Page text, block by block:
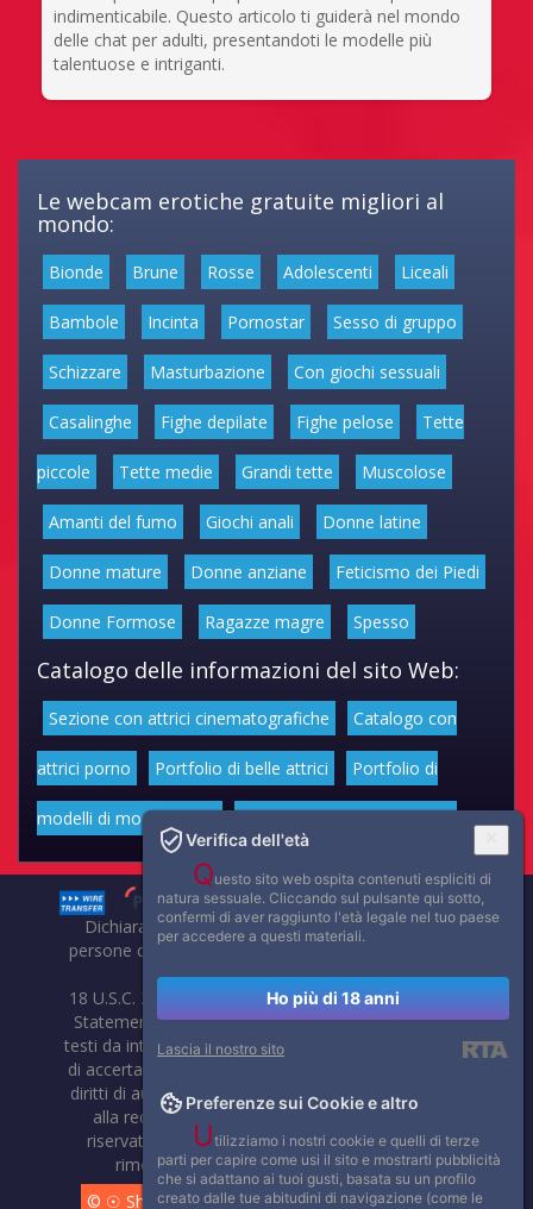
indimenticabile. Questo articolo ti guiderà nel mondo
delle chat per adulti, presentandoti le modelle più
talentuose e intriganti.
Le webcam erotiche gratuite migliori al
mondo:
Bionde Brune Rosse Adolescenti Liceali
Bambole Incinta Pornostar Sesso di gruppo
Schizzare Masturbazione Con giochi sessuali
Casalinghe Fighe depilate Fighe pelose Tette
piccole Tette medie Grandi tette Muscolose
Amanti del fumo Giochi anali Donne latine
Donne mature Donne anziane Feticismo dei Piedi
Donne Formose Ragazze magre Spesso
Catalogo delle informazioni del sito Web:
Sezione con attrici cinematografiche Catalogo con
attrici porno Portfolio di belle attrici Portfolio di
modelli di moda volgari
Dichiarazione di non responsabilità: tutti i membri e le
persone che compaiono su questo sito hanno almeno 18
anni.
18 U.S.C. 2257 Record-Keeping Requirements Compliance
Statement. Affaritaliani, prima di pubblicare foto, video o
testi da internet, compie tutte le opportune verifiche al fine
di accertarne il libero regime di circolazione e non violare i
diritti di autore o altri diritti esclusivi di terzi. Per segnalare
alla redazione eventuali errori nell'uso del materiale
riservato, scriveteci: provvederemo prontamente alla
rimozione del materiale lesivo di diritti di terzi.
© ☉ Show di Sesso VivoCam. 2014 - 2026. Tutti i diritti
Verifica dell'età
Questo sito web ospita contenuti espliciti di
natura sessuale. Cliccando sul pulsante qui sotto,
confermi di aver raggiunto l'età legale nel tuo paese
per accedere a questi materiali.
Ho più di 18 anni
Lascia il nostro sito
Preferenze sui Cookie e altro
Utilizziamo i nostri cookie e quelli di terze
parti per capire come usi il sito e mostrarti pubblicità
che si adattano ai tuoi gusti, basata su un profilo
creato dalle tue abitudini di navigazione (come le